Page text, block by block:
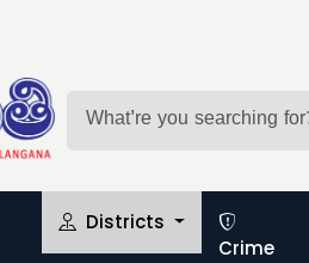
Districts
Crime